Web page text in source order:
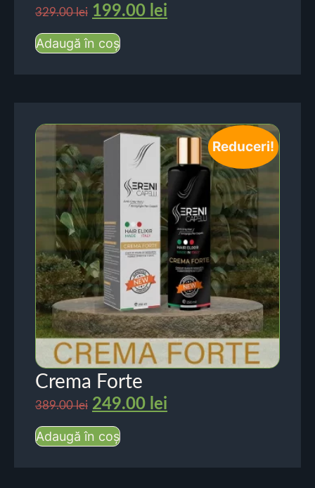
329.00lei 199.00 lei
Adaugă în coș
Reduceri!
Crema Forte
389.00lei 249.00 lei
Adaugă în coș